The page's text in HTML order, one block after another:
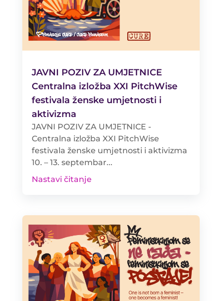
JAVNI POZIV ZA UMJETNICE
Centralna izložba XXI PitchWise
festivala ženske umjetnosti i
aktivizma
JAVNI POZIV ZA UMJETNICE -
Centralna izložba XXI PitchWise
festivala ženske umjetnosti i aktivizma
10. – 13. septembar...
Nastavi čitanje